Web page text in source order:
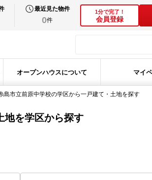
最近見た物件
0件
1分で完了！
会員登録
オープンハウスについて マイ
島市立前原中学校の学区から一戸建て・土地を探す
地を学区から探す